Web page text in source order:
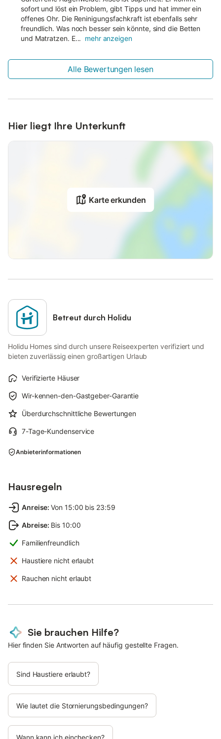
sofort und löst ein Problem, gibt Tipps und hat immer ein
offenes Ohr. Die Reninigungsfachkraft ist ebenfalls sehr
freundlich. Was noch besser sein könnte, sind die Betten
und Matratzen. E... mehr anzeigen
Alle Bewertungen lesen
Hier liegt Ihre Unterkunft
Karte erkunden
Betreut durch Holidu
Holidu Homes sind durch unsere Reiseexperten verifiziert und
bieten zuverlässig einen großartigen Urlaub
Verifizierte Häuser
Wir-kennen-den-Gastgeber-Garantie
Überdurchschnittliche Bewertungen
7-Tage-Kundenservice
Anbieterinformationen
Hausregeln
Anreise: Von 15:00 bis 23:59
Abreise: Bis 10:00
Familienfreundlich
Haustiere nicht erlaubt
Rauchen nicht erlaubt
Sie brauchen Hilfe?
Hier finden Sie Antworten auf häufig gestellte Fragen.
Sind Haustiere erlaubt?
Wie lautet die Stornierungsbedingungen?
Wann kann ich einchecken?